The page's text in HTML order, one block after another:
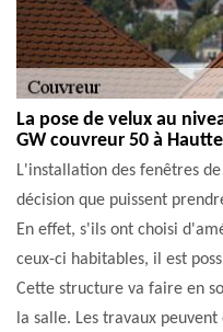
La pose de velux au
GW couvreur 50 à
L'installation des fenêtres
décision que puissent
En effet, s'ils ont choisi
ceux-ci habitables, il est
Cette structure va faire en
la salle. Les travaux